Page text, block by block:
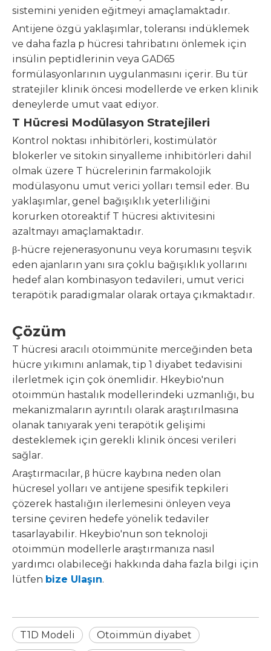
sistemini yeniden eğitmeyi amaçlamaktadır.
Antijene özgü yaklaşımlar, toleransı indüklemek
ve daha fazla p hücresi tahribatını önlemek için
insülin peptidlerinin veya GAD65
formülasyonlarının uygulanmasını içerir. Bu tür
stratejiler klinik öncesi modellerde ve erken klinik
deneylerde umut vaat ediyor.
T Hücresi Modülasyon Stratejileri
Kontrol noktası inhibitörleri, kostimülatör
blokerler ve sitokin sinyalleme inhibitörleri dahil
olmak üzere T hücrelerinin farmakolojik
modülasyonu umut verici yolları temsil eder. Bu
yaklaşımlar, genel bağışıklık yeterliliğini
korurken otoreaktif T hücresi aktivitesini
azaltmayı amaçlamaktadır.
β-hücre rejenerasyonunu veya korumasını teşvik
eden ajanların yanı sıra çoklu bağışıklık yollarını
hedef alan kombinasyon tedavileri, umut verici
terapötik paradigmalar olarak ortaya çıkmaktadır.
Çözüm
T hücresi aracılı otoimmünite merceğinden beta
hücre yıkımını anlamak, tip 1 diyabet tedavisini
ilerletmek için çok önemlidir. Hkeybio'nun
otoimmün hastalık modellerindeki uzmanlığı, bu
mekanizmaların ayrıntılı olarak araştırılmasına
olanak tanıyarak yeni terapötik gelişimi
desteklemek için gerekli klinik öncesi verileri
sağlar.
Araştırmacılar, β hücre kaybına neden olan
hücresel yolları ve antijene spesifik tepkileri
çözerek hastalığın ilerlemesini önleyen veya
tersine çeviren hedefe yönelik tedaviler
tasarlayabilir. Hkeybio'nun son teknoloji
otoimmün modellerle araştırmanıza nasıl
yardımcı olabileceği hakkında daha fazla bilgi için
lütfen bize Ulaşın.
T1D Modeli
Otoimmün diyabet